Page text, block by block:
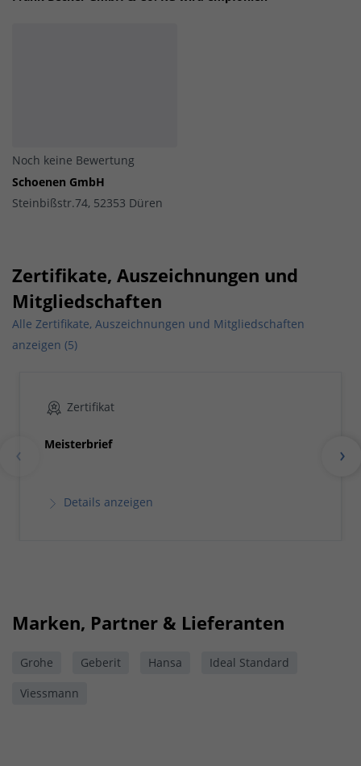
Noch keine Bewertung
Schoenen GmbH
Steinbißstr.74, 52353 Düren
Zertifikate, Auszeichnungen und
Mitgliedschaften
Alle Zertifikate, Auszeichnungen und Mitgliedschaften
anzeigen (5)
Zertifikat
Meisterbrief
Details anzeigen
Marken, Partner & Lieferanten
Grohe Geberit Hansa
Ideal Standard
Viessmann